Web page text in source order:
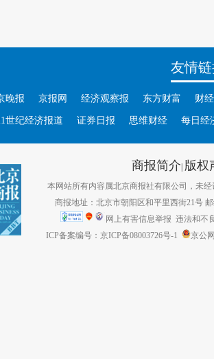
友情
晚报 京报网 经济观察报 东方财富 财
世纪经济报道 证券日报 思维财经 每日经
商报简介| 版权
本网站所有内容属北京商报社有限公司，未经
商报地址：北京市朝阳区和平里西街21号
网上有害信息举报 违法和不
ICP备案编号：京ICP备08003726号-1
京公